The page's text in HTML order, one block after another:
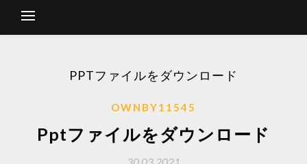
PPTファイルをダウンロード
OWNBY11545
Pptファイルをダウンロード